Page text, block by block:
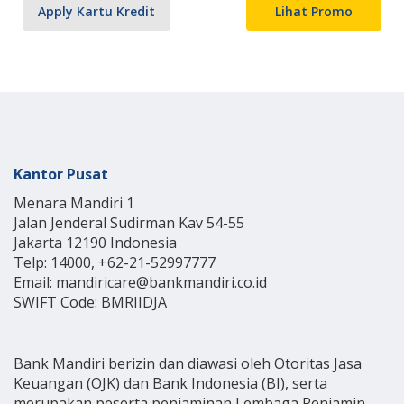
Apply Kartu Kredit Lihat Promo
Kantor Pusat
Menara Mandiri 1
Jalan Jenderal Sudirman Kav 54-55
Jakarta 12190 Indonesia
Telp: 14000, +62-21-52997777
Email: mandiricare@bankmandiri.co.id
SWIFT Code: BMRIIDJA
Bank Mandiri berizin dan diawasi oleh Otoritas Jasa
Keuangan (OJK) dan Bank Indonesia (BI), serta